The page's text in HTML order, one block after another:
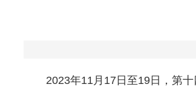
2023年11月17日至19日，第